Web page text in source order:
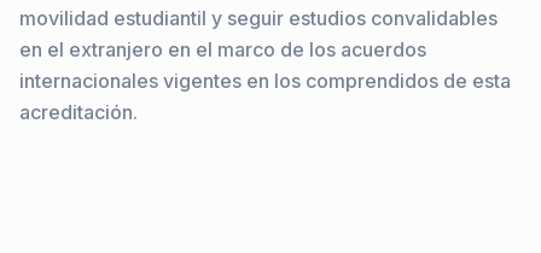
movilidad estudiantil y seguir estudios convalidables
en el extranjero en el marco de los acuerdos
internacionales vigentes en los comprendidos de esta
acreditación.